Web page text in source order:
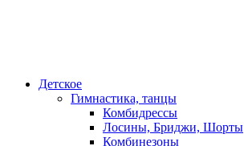
Детское
Гимнастика, танцы
Комбидрессы
Лосины, Бриджи, Шорты
Комбинезоны